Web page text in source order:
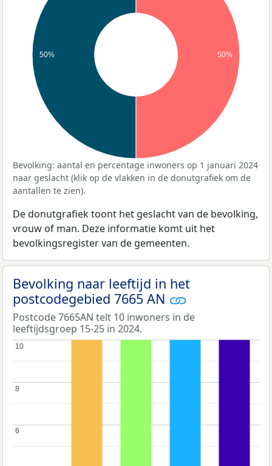
50% 50%
Bevolking: aantal en percentage inwoners op 1 januari 2024
naar geslacht (klik op de vlakken in de donutgrafiek om de
aantallen te zien).
De donutgrafiek toont het geslacht van de bevolking,
vrouw of man. Deze informatie komt uit het
bevolkingsregister van de gemeenten.
Bevolking naar leeftijd in het
postcodegebied 7665 AN
Postcode 7665AN telt 10 inwoners in de
leeftijdsgroep 15-25 in 2024.
6
6
8
8
10
10